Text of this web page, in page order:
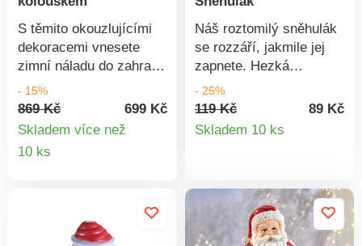
S těmito okouzlujícími
dekoracemi vnesete
zimní náladu do zahrady
a sněhulák s kolouškem
vykouzlí úsměv na tváři.
S hroty k zapíchnutí do
kolouškem. Jelen s
- 15%
869 Kč
699 Kč
Skladem více než
10 ks
Náš roztomilý sněhulák
se rozzáří, jakmile jej
zapnete. Hezká
dekorace i nápad na
dárek! LED. Provoz na
baterie 3 baterie LR44
- 25%
119 Kč
89 Kč
Skladem 10 ks